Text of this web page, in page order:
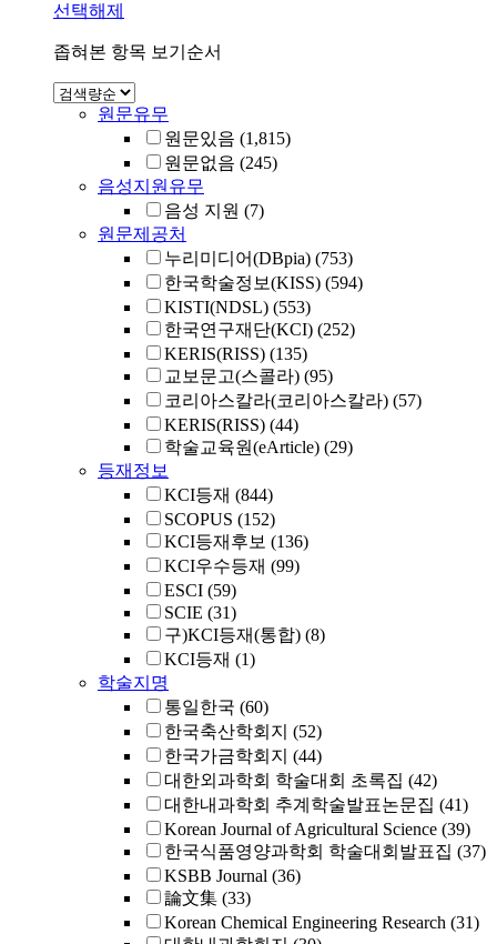
선택해제
좁혀본 항목 보기순서
원문유무
원문있음 (1,815)
원문없음 (245)
음성지원유무
음성 지원 (7)
원문제공처
누리미디어(DBpia) (753)
한국학술정보(KISS) (594)
KISTI(NDSL) (553)
한국연구재단(KCI) (252)
KERIS(RISS) (135)
교보문고(스콜라) (95)
코리아스칼라(코리아스칼라) (57)
KERIS(RISS) (44)
학술교육원(eArticle) (29)
등재정보
KCI등재 (844)
SCOPUS (152)
KCI등재후보 (136)
KCI우수등재 (99)
ESCI (59)
SCIE (31)
구)KCI등재(통합) (8)
KCI등재 (1)
학술지명
통일한국 (60)
한국축산학회지 (52)
한국가금학회지 (44)
대한외과학회 학술대회 초록집 (42)
대한내과학회 추계학술발표논문집 (41)
Korean Journal of Agricultural Science (39)
한국식품영양과학회 학술대회발표집 (37)
KSBB Journal (36)
論文集 (33)
Korean Chemical Engineering Research (31)